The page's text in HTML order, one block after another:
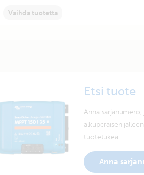
Vaihda tuotetta
Etsi tuote
Anna
alkuperäisen
tuotetukea.
Anna